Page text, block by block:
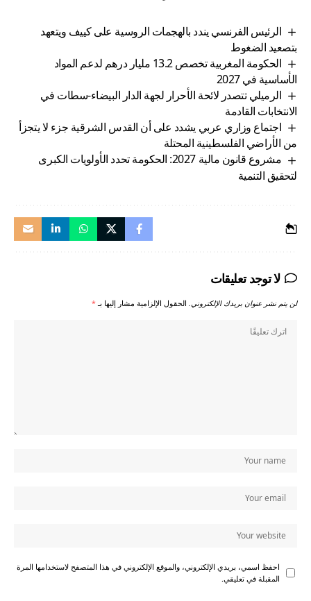
الرئيس الفرنسي يندد بالهجمات الروسية على كييف ويتعهد
بتصعيد الضغوط
الحكومة المغربية تخصص 13.2 مليار درهم لدعم المواد
الأساسية في 2027
الرميلي تتصدر لائحة الأحرار لجهة الدار البيضاء-سطات في
الانتخابات القادمة
اجتماع وزاري عربي يشدد على أن القدس الشرقية جزء لا يتجزأ
من الأراضي الفلسطينية المحتلة
مشروع قانون مالية 2027: الحكومة تحدد الأولويات الكبرى
لتحقيق التنمية
لا توجد تعليقات
لن يتم نشر عنوان بريدك الإلكتروني. الحقول الإلزامية مشار إليها بـ *
احفظ اسمي، بريدي الإلكتروني، والموقع الإلكتروني في هذا المتصفح لاستخدامها المرة
المقبلة في تعليقي.